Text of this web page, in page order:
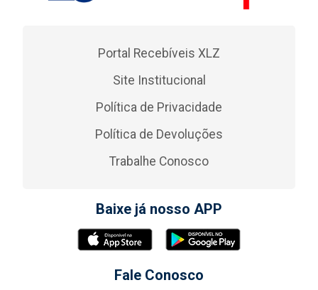
Portal Recebíveis XLZ
Site Institucional
Política de Privacidade
Política de Devoluções
Trabalhe Conosco
Baixe já nosso APP
Fale Conosco